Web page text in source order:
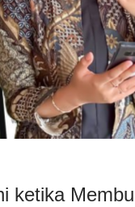
ketika